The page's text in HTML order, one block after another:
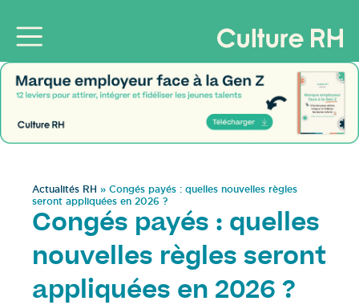
Actualités RH » Congés payés : quelles nouvelles règles
seront appliquées en 2026 ?
Congés payés : quelles
nouvelles règles seront
appliquées en 2026 ?